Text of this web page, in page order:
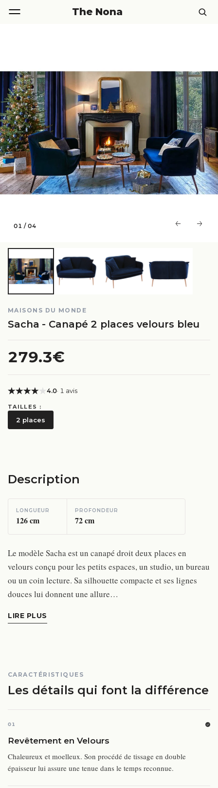
The Nona
01 /04
MAISONS DU MONDE
Sacha - Canapé 2 places velours bleu
279.3€
4.0· 1 avis
TAILLES :
2 places
Description
LONGUEUR
126cm
PROFONDEUR
72cm
Le modèle Sacha est un canapé droit deux places en
velours conçu pour les petits espaces, un studio, un bureau
ou un coin lecture. Sa silhouette compacte et ses lignes
douces lui donnent une allure…
LIRE PLUS
CARACTÉRISTIQUES
Les détails qui font la différence
01
Revêtement en Velours
Chaleureux et moelleux. Son procédé de tissage en double
épaisseur lui assure une tenue dans le temps reconnue.